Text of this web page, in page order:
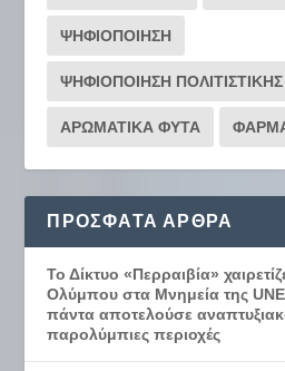
ΨΗΦΙΟΠΟΙΗΣΗ
ΨΗΦΙΟΠΟΙΗΣΗ
ΑΡΩΜΑΤΙΚΑ ΦΥΤΑ
ΠΡΌΣΦΑΤΑ ΆΡΘΡΑ
Το Δίκτυο «Περραιβία»
Ολύμπου στα Μνημεία της
πάντα αποτελούσε
παρολύμπιες περιοχές